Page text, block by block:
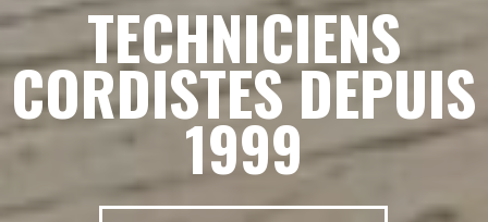
TECHNICIENS
CORDISTES DEPUIS
1999